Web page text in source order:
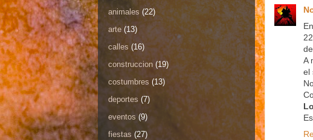
A
el
animales (22)
arte (13)
calles (16)
construccion (19)
costumbres (13)
deportes (7)
eventos (9)
fiestas (27)